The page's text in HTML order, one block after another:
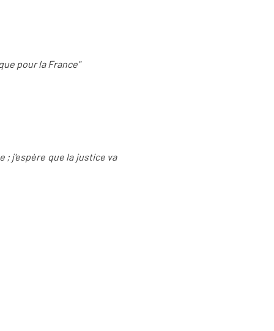
pour la France"
; j'espère que la justice va